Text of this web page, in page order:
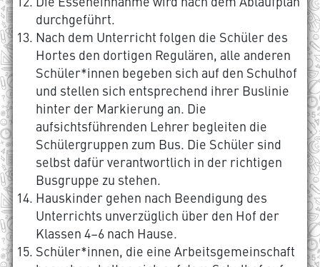
durchgeführt.
Nach dem Unterricht folgen die Schüler des
Hortes den dortigen Regulären, alle anderen
Schüler*innen begeben sich auf den Schulhof
und stellen sich entsprechend ihrer Buslinie
hinter der Markierung an. Die
aufsichtsführenden Lehrer begleiten die
Schülergruppen zum Bus. Die Schüler sind
selbst dafür verantwortlich in der richtigen
Busgruppe zu stehen.
Hauskinder gehen nach Beendigung des
Unterrichts unverzüglich über den Hof der
Klassen 4–6 nach Hause.
Schüler*innen, die eine Arbeitsgemeinschaft